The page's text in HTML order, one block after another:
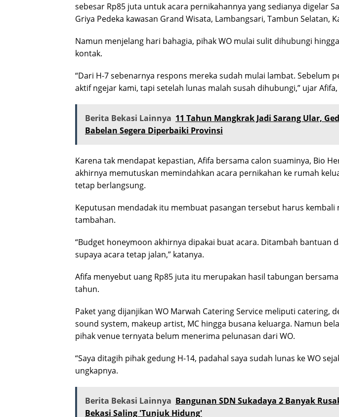
sebesar Rp85 juta untuk acara pernikahannya yang sedianya digelar
Griya Pedeka kawasan Grand Wisata, Lambangsari, Tambun Selatan,
Namun menjelang hari bahagia, pihak WO mulai sulit dihubungi
kontak.
“Dari H-7 sebenarnya respons mereka sudah mulai lambat. Sebelum
aktif ngejar kami, tapi setelah lunas malah susah dihubungi,” ujar
Berita Bekasi Lainnya 11 Tahun Mangkrak Jadi Sarang Ular,
Babelan Segera Diperbaiki Provinsi
Karena tak mendapat kepastian, Afifa bersama calon suaminya, Bio
akhirnya memutuskan memindahkan acara pernikahan ke rumah
tetap berlangsung.
Keputusan mendadak itu membuat pasangan tersebut harus kembali
tambahan.
“Budget honeymoon akhirnya dipakai buat acara. Ditambah bantuan
supaya acara tetap jalan,” katanya.
Afifa menyebut uang Rp85 juta itu merupakan hasil tabungan
tahun.
Paket yang dijanjikan WO Marwah Catering Service meliputi catering,
sound system, makeup artist, MC hingga busana keluarga. Namun
pihak venue ternyata belum menerima pelunasan dari WO.
“Saya ditagih pihak gedung H-14, padahal saya sudah lunas ke WO
ungkapnya.
Berita Bekasi Lainnya Bangunan SDN Sukadaya 2 Banyak
Bekasi Saling 'Tunjuk Hidung'